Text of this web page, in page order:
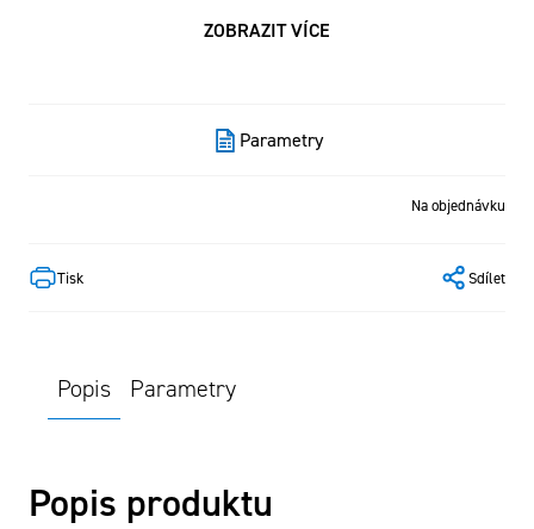
ZOBRAZIT VÍCE
Tisk Sdílet
Na objednávku
Parametry
Popis Parametry
Popis produktu